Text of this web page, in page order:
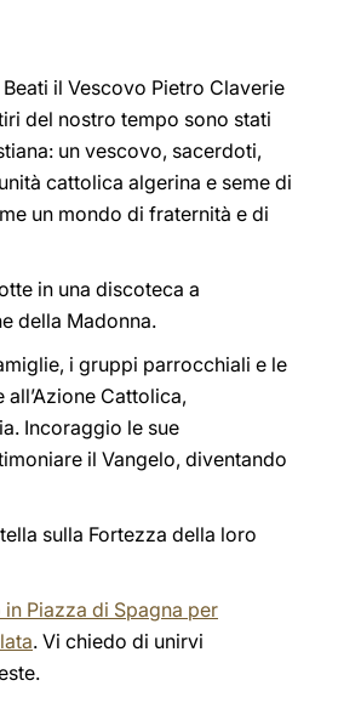
il Vescovo Pietro Claverie
del nostro tempo sono stati
un vescovo, sacerdoti,
cattolica algerina e seme di
un mondo di fraternità e di
in una discoteca a
della Madonna.
i gruppi parrocchiali e le
Cattolica,
Incoraggio le sue
il Vangelo, diventando
sulla Fortezza della loro
in Piazza di Spagna per
. Vi chiedo di unirvi